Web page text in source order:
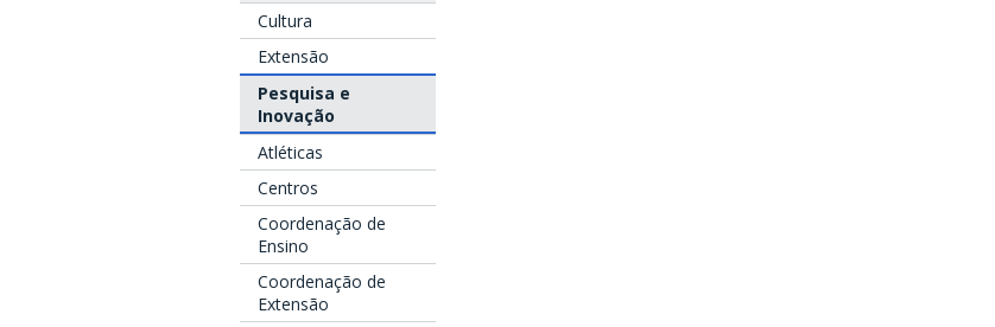
Cultura
Extensão
Pesquisa e
Inovação
Atléticas
Centros
Coordenação de
Ensino
Coordenação de
Extensão